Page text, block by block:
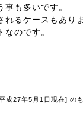
も多いです。
るケースもあり
のです。
27年5月1日現在] のも